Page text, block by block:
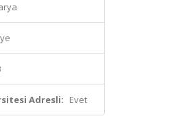
Adresli: Evet